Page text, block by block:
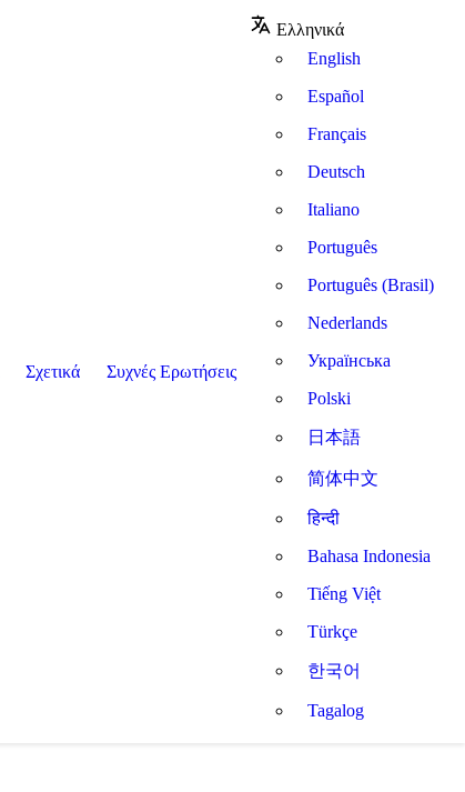
Σχετικά Συχνές Ερωτήσεις
Ελληνικά
English
Español
Français
Deutsch
Italiano
Português
Português (Brasil)
Nederlands
Українська
Polski
日本語
简体中文
हिन्दी
Bahasa Indonesia
Tiếng Việt
Türkçe
한국어
Tagalog